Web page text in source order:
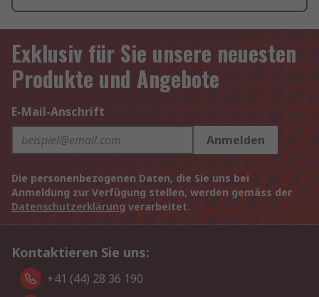
Exklusiv für Sie unsere neuesten
Produkte und Angebote
E-Mail-Anschrift
Anmelden
Die personenbezogenen Daten, die Sie uns bei
Anmeldung zur Verfügung stellen, werden gemäss der
Datenschutzerklärung verarbeitet.
Kontaktieren Sie uns:
+41 (44) 28 36 190